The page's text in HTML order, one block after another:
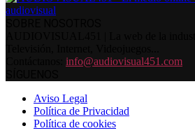
info@audiovisual451.com
Aviso Legal
Política de Privacidad
Política de cookies